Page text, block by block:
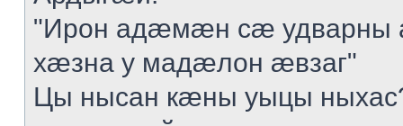
"Ирон адæмæн сæ удварны
хæзна у мадæлон æвзаг"
Цы нысан кæны уыцы